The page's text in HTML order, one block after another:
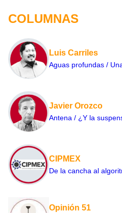
COLUMNAS
Luis Carriles
Aguas profundas /
Javier Orozco
Antena / ¿Y la
CIPMEX
De la cancha al
Opinión 51